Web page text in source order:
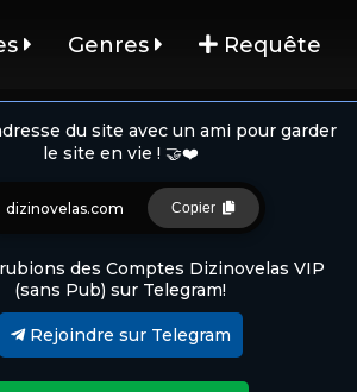
Genres Requête
du site avec un ami pour garder
le site en vie ! 🤝❤️
dizinovelas.com Copier
des Comptes Dizinovelas VIP
(sans Pub) sur Telegram!
Rejoindre sur Telegram